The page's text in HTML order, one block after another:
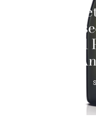
Adami
DOCG
Fondo 2021